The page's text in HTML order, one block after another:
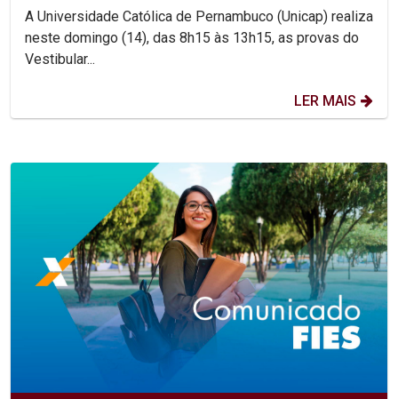
A Universidade Católica de Pernambuco (Unicap) realiza
neste domingo (14), das 8h15 às 13h15, as provas do
Vestibular...
LER MAIS